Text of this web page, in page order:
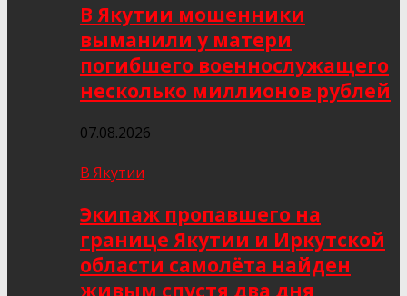
В Якутии мошенники
выманили у матери
погибшего военнослужащего
несколько миллионов рублей
07.08.2026
В Якутии
Экипаж пропавшего на
границе Якутии и Иркутской
области самолёта найден
живым спустя два дня